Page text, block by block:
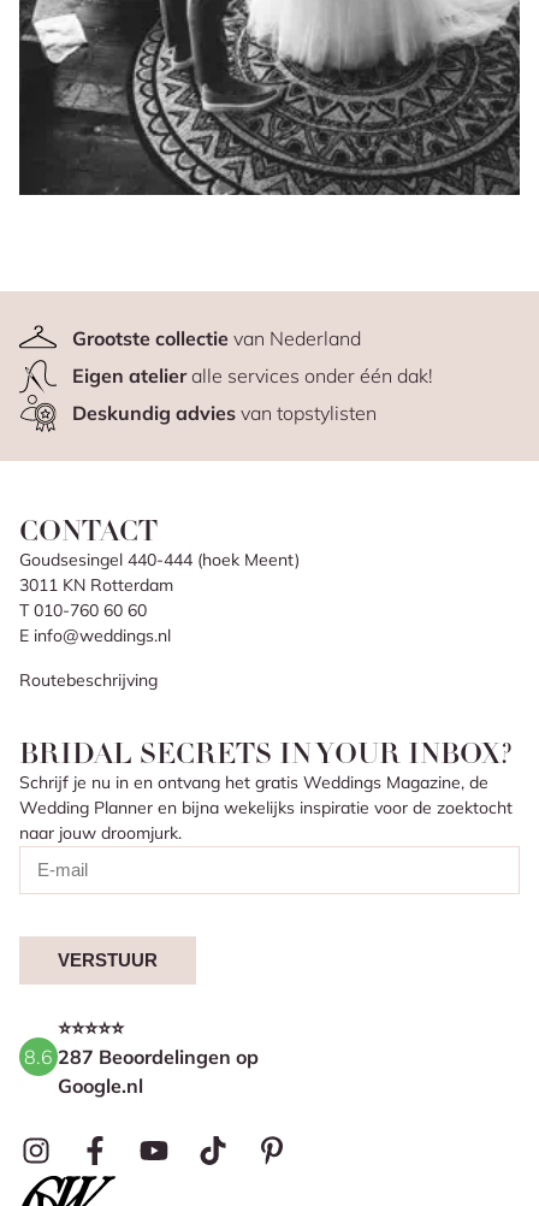
Grootste collectievan Nederland
Eigen atelieralle services onder één dak!
Deskundig adviesvan topstylisten
CONTACT
Goudsesingel 440-444 (hoek Meent)
3011 KN Rotterdam
T 010-760 60 60
E info@weddings.nl
Routebeschrijving
BRIDAL SECRETS IN YOUR INBOX?
Schrijf je nu in en ontvang het gratis Weddings Magazine, de
Wedding Planner en bijna wekelijks inspiratie voor de zoektocht
naar jouw droomjurk.
VERSTUUR
8.6
⭐⭐⭐⭐⭐
287 Beoordelingen op
Google.nl